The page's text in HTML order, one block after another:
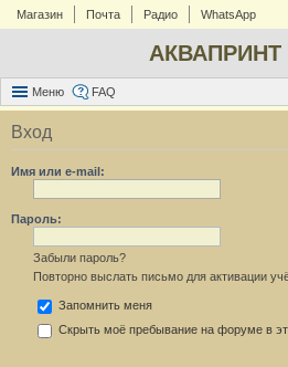
Магазин Почта Радио WhatsApp
АКВАПРИНТ
Меню FAQ
Вход
Имя или e-mail:
Пароль:
Забыли пароль?
Повторно выслать письмо для активации
Запомнить меня
Скрыть моё пребывание на форуме в